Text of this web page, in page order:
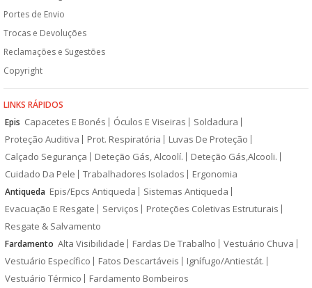
Portes de Envio
Trocas e Devoluções
Reclamações e Sugestões
Copyright
LINKS RÁPIDOS
Epis Capacetes E Bonés Óculos E Viseiras
Soldadura
Proteção Auditiva
Prot. Respiratória
Luvas De Proteção
Calçado Segurança
Deteção Gás, Alcoolí.
Deteção Gás,Alcooli.
Cuidado Da Pele
Trabalhadores Isolados Ergonomia
Antiqueda Epis/Epcs Antiqueda
Sistemas Antiqueda
Evacuação E Resgate
Serviços
Proteções Coletivas Estruturais
Resgate & Salvamento
Fardamento Alta Visibilidade Fardas De Trabalho
Vestuário Chuva
Vestuário Específico
Fatos Descartáveis
Ignífugo/Antiestát.
Vestuário Térmico
Fardamento Bombeiros